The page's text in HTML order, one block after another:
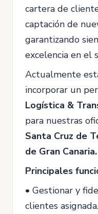
cartera de
captación de
garantizando
excelencia en el
Actualmente
incorporar un
Logística &
para nuestras
Santa Cruz de
de Gran Canaria.
Principales
• Gestionar y
clientes asignada.